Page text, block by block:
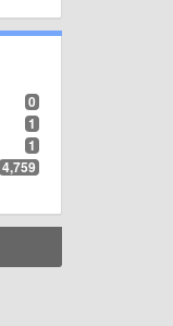
0
1
1
4,759